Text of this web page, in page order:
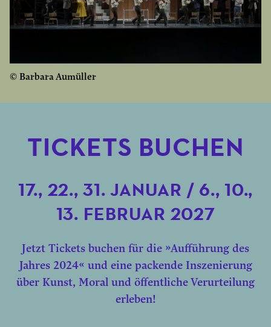
© Barbara Aumüller
TICKETS BUCHEN
17., 22., 31. JANUAR / 6., 10.,
13. FEBRUAR 2027
Jetzt Tickets buchen für die »Aufführung des
Jahres 2024« und eine packende Inszenierung
über Kunst, Moral und öffentliche Verurteilung
erleben!